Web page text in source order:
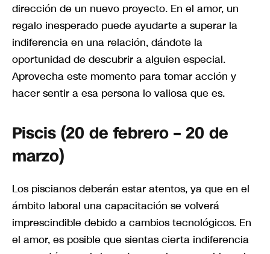
dirección de un nuevo proyecto. En el amor, un
regalo inesperado puede ayudarte a superar la
indiferencia en una relación, dándote la
oportunidad de descubrir a alguien especial.
Aprovecha este momento para tomar acción y
hacer sentir a esa persona lo valiosa que es.
Piscis (20 de febrero – 20 de
marzo)
Los piscianos deberán estar atentos, ya que en el
ámbito laboral una capacitación se volverá
imprescindible debido a cambios tecnológicos. En
el amor, es posible que sientas cierta indiferencia